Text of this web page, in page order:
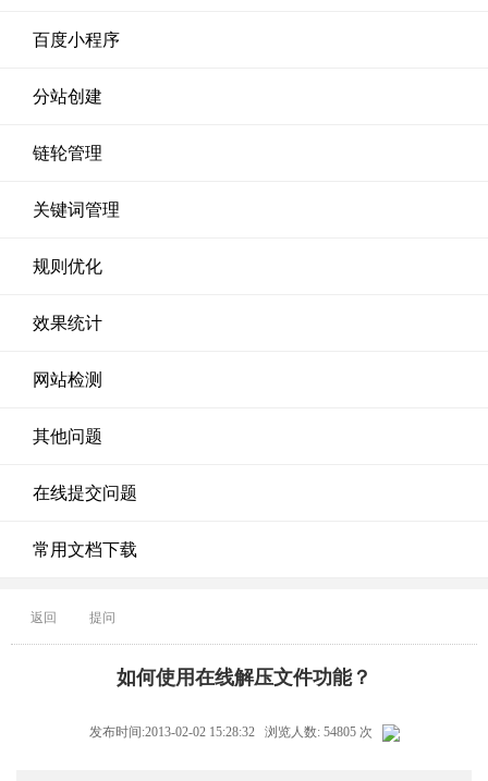
百度小程序
分站创建
链轮管理
关键词管理
规则优化
效果统计
网站检测
其他问题
在线提交问题
常用文档下载
返回 提问
如何使用在线解压文件功能？
发布时间:2013-02-02 15:28:32 浏览人数: 54805 次